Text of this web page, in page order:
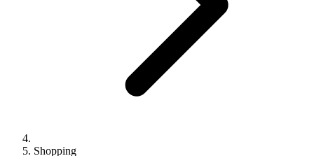
Shopping